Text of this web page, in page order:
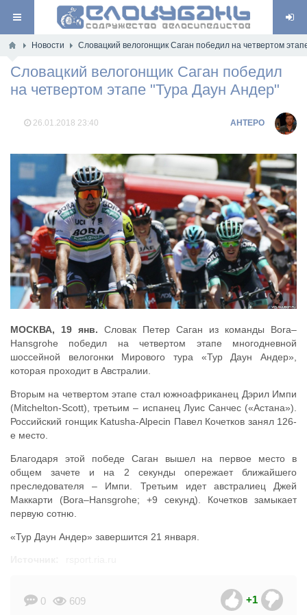
Новости Словацкий велогонщик Саган победил на четвертом
Словацкий велогонщик Саган победил
на четвертом этапе "Тура Даун Андер"
26.01.2018 23:40 AHTEPO
МОСКВА, 19 янв. Словак Петер Саган из команды Bora–
Hansgrohe победил на четвертом этапе многодневной
шоссейной велогонки Мирового тура «Тур Даун Андер»,
которая проходит в Австралии.
Вторым на четвертом этапе стал южноафриканец Дэрил Импи
(Mitchelton-Scott), третьим – испанец Луис Санчес («Астана»).
Российский гонщик Katusha-Alpecin Павел Кочетков занял 126-
е место.
Благодаря этой победе Саган вышел на первое место в
общем зачете и на 2 секунды опережает ближайшего
преследователя – Импи. Третьим идет австралиец Джей
Маккарти (Bora–Hansgrohe; +9 секунд). Кочетков замыкает
первую сотню.
«Тур Даун Андер» завершится 21 января.
0 609 +1